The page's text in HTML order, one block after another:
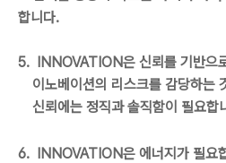
합니다.
5. INNOVATION은 신뢰를 기반으
이노베이션의 리스크를 감당하는
신뢰에는 정직과 솔직함이 필요합
6. INNOVATION은 에너지가 필요